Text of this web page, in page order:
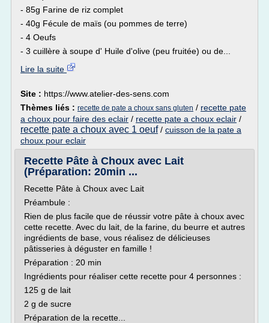
- 85g Farine de riz complet
- 40g Fécule de maïs (ou pommes de terre)
- 4 Oeufs
- 3 cuillère à soupe d' Huile d'olive (peu fruitée) ou de...
Lire la suite
Site : https://www.atelier-des-sens.com
Thèmes liés : recette de pate a choux sans gluten / recette pate
a choux pour faire des eclair / recette pate a choux eclair /
recette pate a choux avec 1 oeuf/ cuisson de la pate a
choux pour eclair
Recette Pâte à Choux avec Lait
(Préparation: 20min ...
Recette Pâte à Choux avec Lait
Préambule :
Rien de plus facile que de réussir votre pâte à choux avec
cette recette. Avec du lait, de la farine, du beurre et autres
ingrédients de base, vous réalisez de délicieuses
pâtisseries à déguster en famille !
Préparation : 20 min
Ingrédients pour réaliser cette recette pour 4 personnes :
125 g de lait
2 g de sucre
Préparation de la recette...